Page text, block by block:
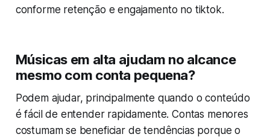
conforme retenção e engajamento no tiktok.
Músicas em alta ajudam no alcance
mesmo com conta pequena?
Podem ajudar, principalmente quando o conteúdo
é fácil de entender rapidamente. Contas menores
costumam se beneficiar de tendências porque o